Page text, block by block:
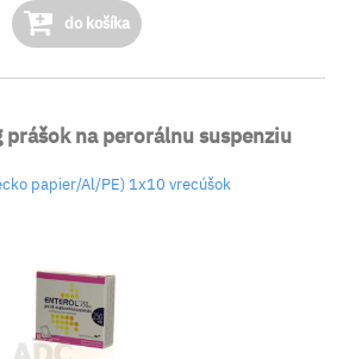
do košíka
prášok na perorálnu suspenziu
papier/Al/PE) 1x10 vrecúšok